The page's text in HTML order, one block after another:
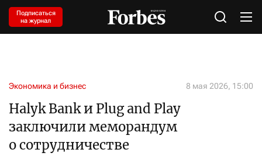
Подписаться
на журнал
Экономика и бизнес 8 мая 2026, 15:00
Halyk Bank и Plug and Play
заключили меморандум
о сотрудничестве